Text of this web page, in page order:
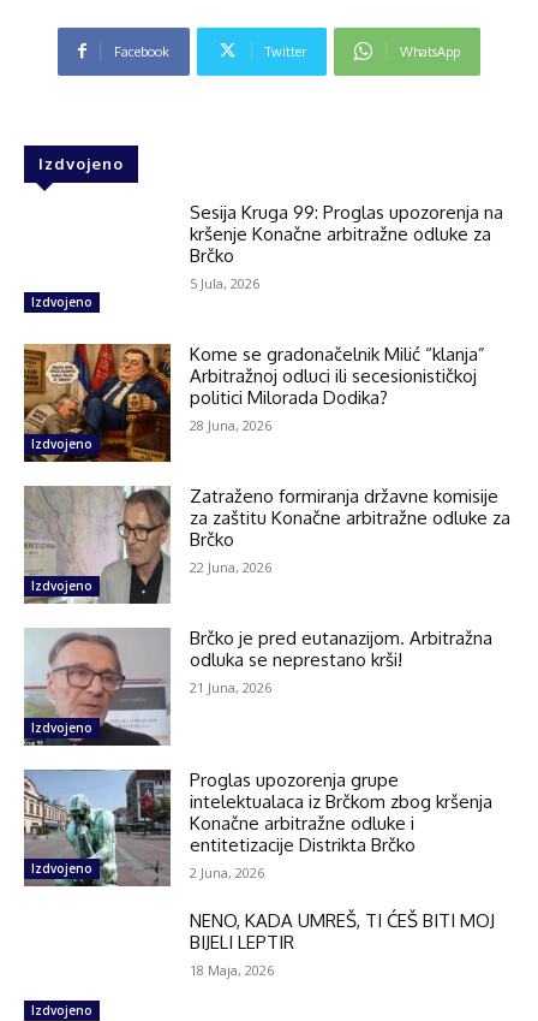
Facebook Twitter WhatsApp
Izdvojeno
Izdvojeno
Sesija Kruga 99: Proglas upozorenja na
kršenje Konačne arbitražne odluke za
Brčko
5 Jula, 2026
Izdvojeno
Kome se gradonačelnik Milić “klanja”
Arbitražnoj odluci ili secesionističkoj
politici Milorada Dodika?
28 Juna, 2026
Izdvojeno
Zatraženo formiranja državne komisije
za zaštitu Konačne arbitražne odluke za
Brčko
22 Juna, 2026
Izdvojeno
Brčko je pred eutanazijom. Arbitražna
odluka se neprestano krši!
21 Juna, 2026
Izdvojeno
Proglas upozorenja grupe
intelektualaca iz Brčkom zbog kršenja
Konačne arbitražne odluke i
entitetizacije Distrikta Brčko
2 Juna, 2026
Izdvojeno
NENO, KADA UMREŠ, TI ĆEŠ BITI MOJ
BIJELI LEPTIR
18 Maja, 2026